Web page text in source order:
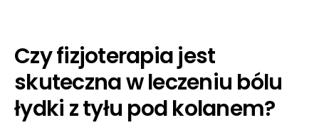
Czy fizjoterapia jest
skuteczna w leczeniu bólu
łydki z tyłu pod kolanem?